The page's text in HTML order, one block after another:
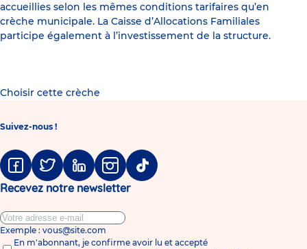
accueillies selon les mêmes conditions tarifaires qu’en
crèche municipale. La Caisse d’Allocations Familiales
participe également à l’investissement de la structure.
Choisir cette crèche
Suivez-nous !
FacebookTwitter LinkedinInstagramTiktok
Recevez notre newsletter
Exemple : vous@site.com
En m'abonnant, je confirme avoir lu et accepté